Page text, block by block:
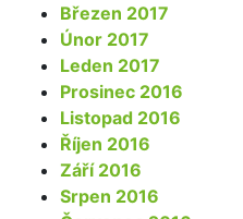
Březen 2017
Únor 2017
Leden 2017
Prosinec 2016
Listopad 2016
Říjen 2016
Září 2016
Srpen 2016